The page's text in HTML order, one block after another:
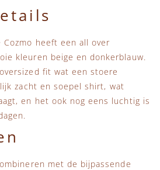
heeft een all over
kleuren beige en donkerblauw.
fit wat een stoere
zacht en soepel shirt, wat
en het ook nog eens luchtig is
met de bijpassende